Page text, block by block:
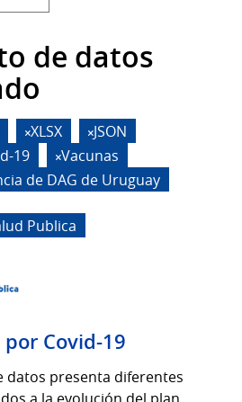
de datos
XLSX
JSON
19
Vacunas
de DAG de Uruguay
Publica
Covid-19
datos presenta diferentes